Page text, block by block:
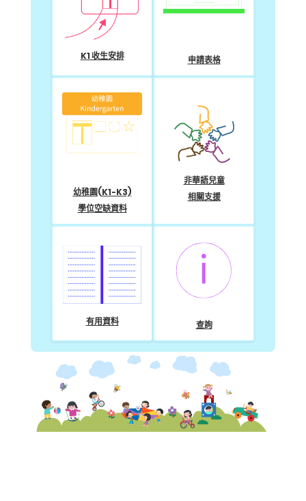
K1 收生安排 申請表格
幼稚園(K1-K3)
學位空缺資料
非華語兒童
相關支援
有用資料 查詢